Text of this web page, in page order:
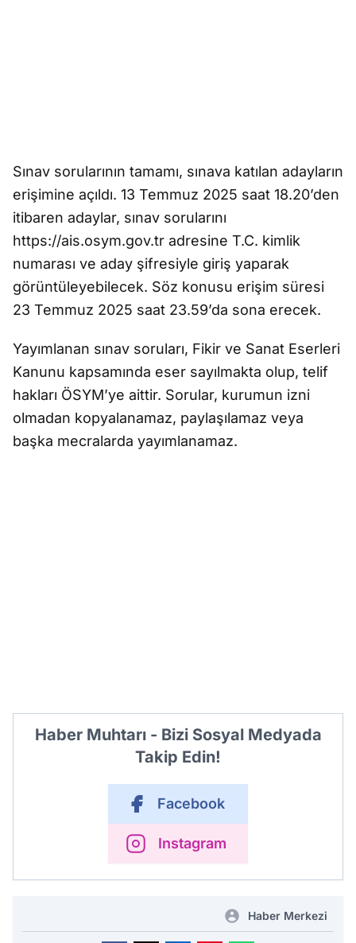
Sınav sorularının tamamı, sınava katılan adayların
erişimine açıldı. 13 Temmuz 2025 saat 18.20’den
itibaren adaylar, sınav sorularını
https://ais.osym.gov.tr adresine T.C. kimlik
numarası ve aday şifresiyle giriş yaparak
görüntüleyebilecek. Söz konusu erişim süresi
23 Temmuz 2025 saat 23.59’da sona erecek.
Yayımlanan sınav soruları, Fikir ve Sanat Eserleri
Kanunu kapsamında eser sayılmakta olup, telif
hakları ÖSYM’ye aittir. Sorular, kurumun izni
olmadan kopyalanamaz, paylaşılamaz veya
başka mecralarda yayımlanamaz.
Haber Muhtarı - Bizi Sosyal Medyada
Takip Edin!
Facebook
Instagram
Haber Merkezi